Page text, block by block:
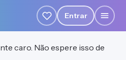
Entrar
caro. Não espere isso de